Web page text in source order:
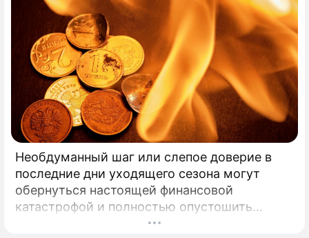
Необдуманный шаг или слепое доверие в
последние дни уходящего сезона могут
обернуться настоящей финансовой
катастрофой и полностью опустошить
кошелек. Известная шаманка и ясновидящая